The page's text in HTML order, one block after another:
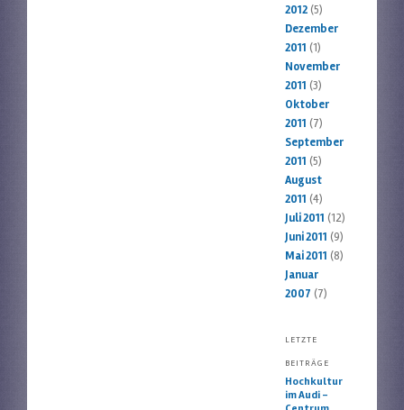
2012(5)
Dezember
2011 (1)
November
2011 (3)
Oktober
2011 (7)
September
2011 (5)
August
2011 (4)
Juli 2011 (12)
Juni 2011 (9)
Mai 2011 (8)
Januar
2007 (7)
LETZTE
BEITRÄGE
Hochkultur
im Audi –